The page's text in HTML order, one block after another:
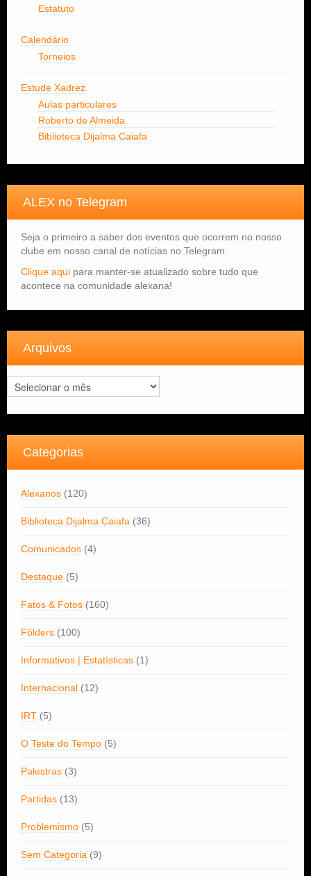
Estatuto
Calendário
Torneios
Estude Xadrez
Aulas particulares
Roberto de Almeida
Biblioteca Dijalma Caiafa
ALEX no Telegram
Seja o primeiro a saber dos eventos que ocorrem no nosso
clube em nosso canal de notícias no Telegram.
Clique aqui para manter-se atualizado sobre tudo que
acontece na comunidade alexana!
Arquivos
Arquivos
Categorias
Alexanos (120)
Biblioteca Dijalma Caiafa (36)
Comunicados (4)
Destaque (5)
Fatos & Fotos (160)
Fôlders (100)
Informativos | Estatísticas (1)
Internacional (12)
IRT (5)
O Teste do Tempo (5)
Palestras (3)
Partidas (13)
Problemismo (5)
Sem Categoria (9)